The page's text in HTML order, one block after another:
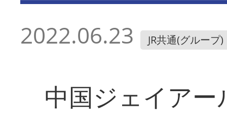
2022.06.23 JR共通(グループ)
中国ジェイアー